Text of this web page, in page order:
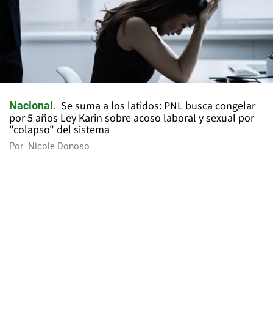
Nacional
Se suma a los latidos: PNL busca congelar
por 5 años Ley Karin sobre acoso laboral y sexual por
"colapso" del sistema
Por Nicole Donoso